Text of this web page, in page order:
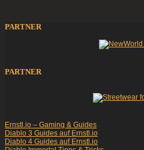
PARTNER
PARTNER
Ernstl.io – Gaming & Guides
Diablo 3 Guides auf Ernstl.io
Diablo 4 Guides auf Ernstl.io